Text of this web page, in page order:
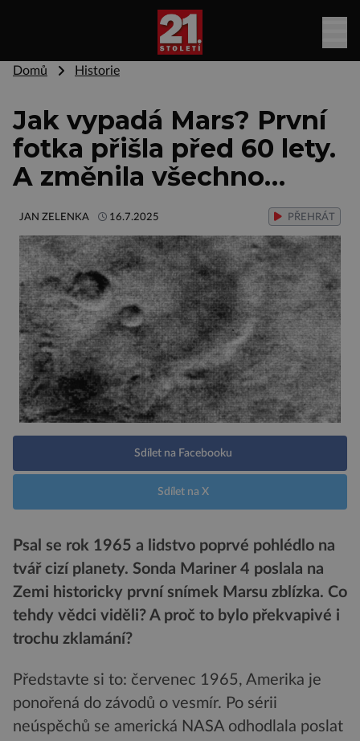
Domů Historie
Jak vypadá Mars? První
fotka přišla před 60 lety.
A změnila všechno…
JAN ZELENKA 16.7.2025 PŘEHRÁT
Sdílet na Facebooku
Sdílet na X
Psal se rok 1965 a lidstvo poprvé pohlédlo na
tvář cizí planety. Sonda Mariner 4 poslala na
Zemi historicky první snímek Marsu zblízka. Co
tehdy vědci viděli? A proč to bylo překvapivé i
trochu zklamání?
Představte si to: červenec 1965, Amerika je
ponořená do závodů o vesmír. Po sérii
neúspěchů se americká NASA odhodlala poslat